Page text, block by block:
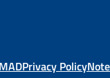
Privacy Policy